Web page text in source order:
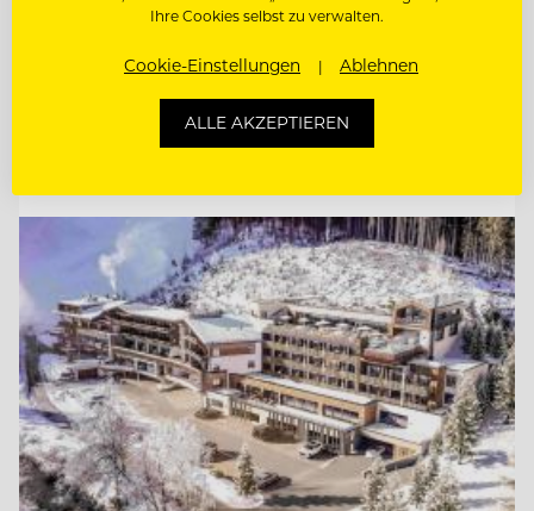
COMMIS DE PATISSERIE (M/W/D)
Ihre Cookies selbst zu verwalten.
Cookie-Einstellungen Ablehnen
ALLE AKZEPTIEREN